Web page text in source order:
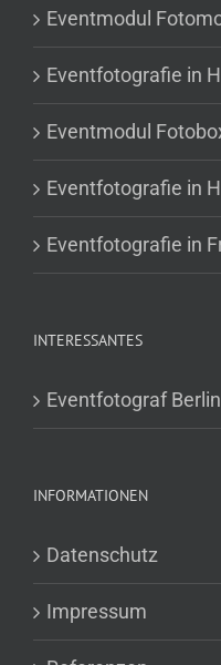
Eventmodul
Eventfotografie in
Eventmodul
Eventfotografie in
Eventfotografie in
INTERESSANTES
Eventfotograf Berlin
INFORMATIONEN
Datenschutz
Impressum